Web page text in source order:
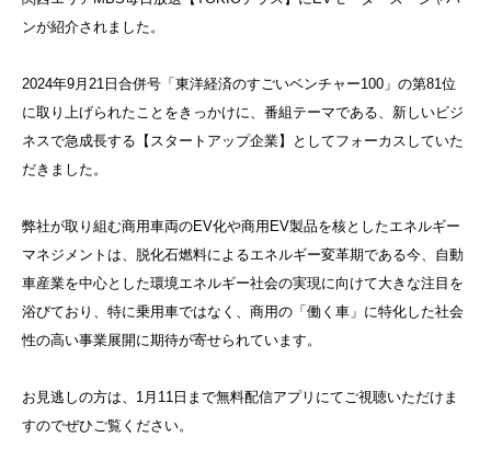
ンが紹介されました。
2024年9月21日合併号「東洋経済のすごいベンチャー100」の第81位
に取り上げられたことをきっかけに、番組テーマである、新しいビジ
ネスで急成長する【スタートアップ企業】としてフォーカスしていた
だきました。
弊社が取り組む商用車両のEV化や商用EV製品を核としたエネルギー
マネジメントは、脱化石燃料によるエネルギー変革期である今、自動
車産業を中心とした環境エネルギー社会の実現に向けて大きな注目を
浴びており、特に乗用車ではなく、商用の「働く車」に特化した社会
性の高い事業展開に期待が寄せられています。
お見逃しの方は、1月11日まで無料配信アプリにてご視聴いただけま
すのでぜひご覧ください。